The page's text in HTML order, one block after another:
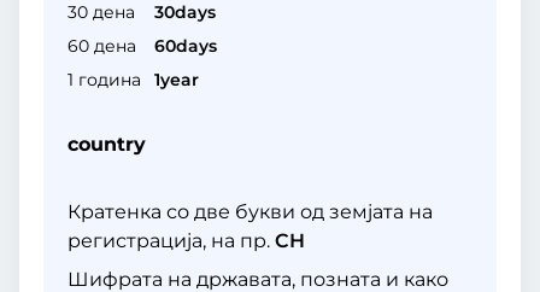
30 дена
30days
60 дена
60days
1 година
1year
country
Кратенка со две букви од земјата на
регистрација, на пр. CH
Шифрата на државата, позната и како